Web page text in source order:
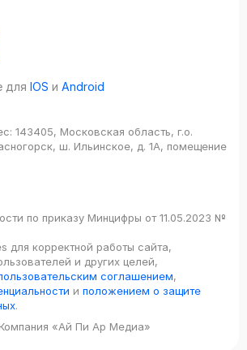
для IOS и Android
143405, Московская область, г.о.
ш. Ильинское, д. 1А, помещение
по приказу Минцифры от 11.05.2023 №
для корректной работы сайта,
и других целей,
соглашением,
и положением о защите
.
«Ай Пи Ар Медиа»